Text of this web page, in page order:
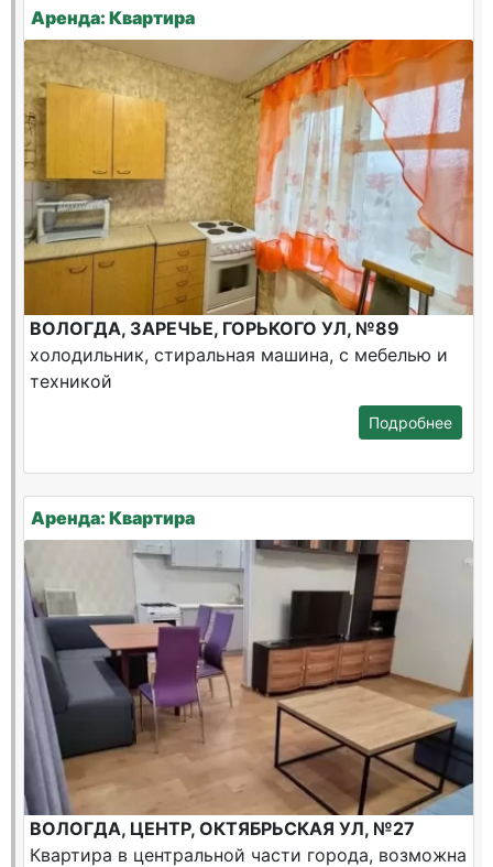
Аренда: Квартира
ВОЛОГДА, ЗАРЕЧЬЕ, ГОРЬКОГО УЛ, №89
холодильник, стиральная машина, с мебелью и
техникой
Подробнее
Аренда: Квартира
ВОЛОГДА, ЦЕНТР, ОКТЯБРЬСКАЯ УЛ, №27
Квартира в центральной части города, возможна